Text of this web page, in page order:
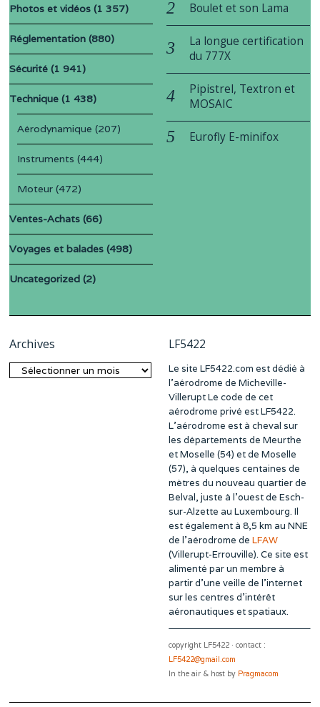
Photos et vidéos (1 357)
Réglementation (880)
Sécurité (1 941)
Technique (1 438)
Aérodynamique (207)
Instruments (444)
Moteur (472)
Ventes-Achats (66)
Voyages et balades (498)
Uncategorized (2)
Boulet et son Lama
La longue certification
du 777X
Pipistrel, Textron et
MOSAIC
Eurofly E-minifox
Archives
Archives
LF5422
Le site LF5422.com est dédié à
l’aérodrome de Micheville-
Villerupt Le code de cet
aérodrome privé est LF5422.
L’aérodrome est à cheval sur
les départements de Meurthe
et Moselle (54) et de Moselle
(57), à quelques centaines de
mètres du nouveau quartier de
Belval, juste à l’ouest de Esch-
sur-Alzette au Luxembourg. Il
est également à 8,5 km au NNE
de l’aérodrome de LFAW
(Villerupt-Errouville). Ce site est
alimenté par un membre à
partir d’une veille de l’internet
sur les centres d’intérêt
aéronautiques et spatiaux.
copyright LF5422 · contact :
LF5422@gmail.com
In the air & host by Pragmacom